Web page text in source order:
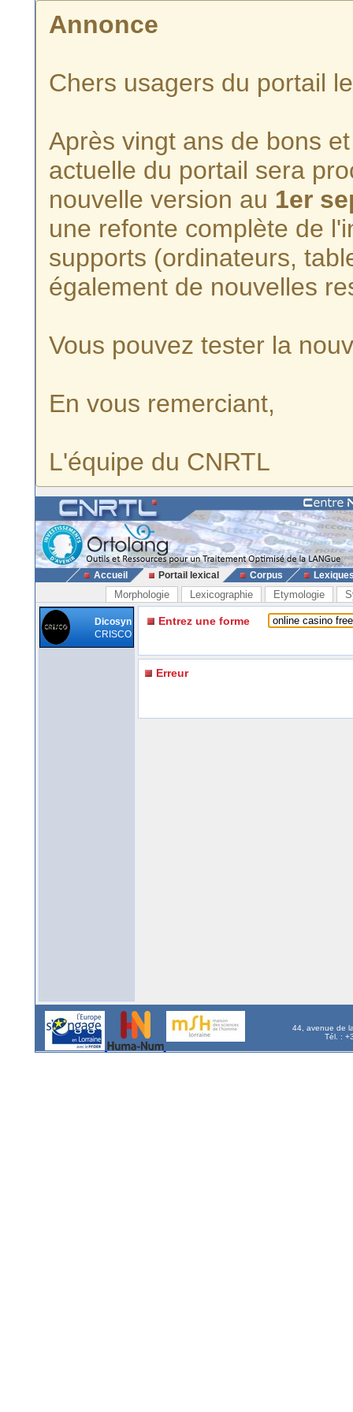
Annonce
Chers usagers du portail
Après vingt ans de bons
actuelle du portail sera
nouvelle version au 1er
une refonte complète de
supports (ordinateurs,
également de nouvelles
Vous pouvez tester la
En vous remerciant,
L'équipe du CNRTL
Accueil Portail lexical Corpus
Morphologie Lexicographie Etymologie
Dicosyn
CRISCO
Entrez une forme
Erreur
44, avenue de
Tél. :